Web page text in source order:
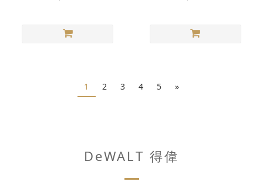
1 2 3 4 5 »
DeWALT 得偉